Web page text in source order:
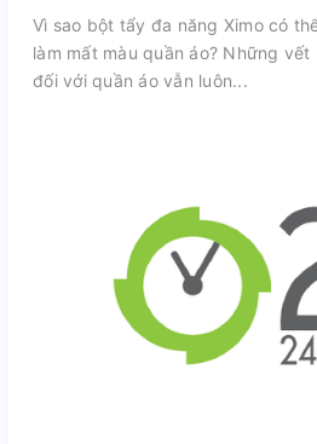
Vì sao bột tẩy đa năng Ximo có
làm mất màu quần áo? Những
đối với quần áo vẫn luôn...